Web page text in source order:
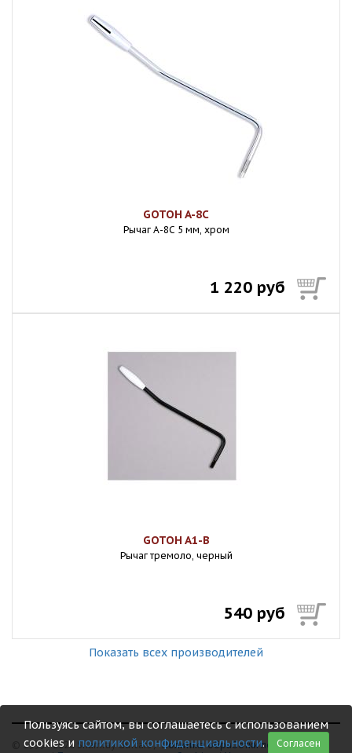
GOTOH A-8C
Рычаг A-8C 5 мм, хром
1 220 руб
GOTOH A1-B
Рычаг тремоло, черный
540 руб
Показать всех производителей
© 1999 - 2026 Shamray Guitars /Политика обработки персональных
Пользуясь сайтом, вы соглашаетесь с использованием
cookies и политикой конфиденциальности. Согласен